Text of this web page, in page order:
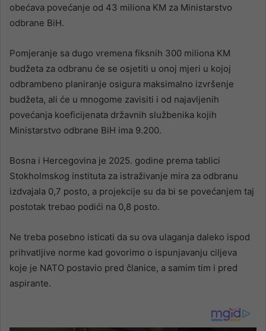
obećava povećanje od 43 miliona KM za Ministarstvo
odbrane BiH.
Pomjeranje sa dugo vremena fiksnih 300 miliona KM
budžeta za odbranu će se osjetiti u onoj mjeri u kojoj
odbrambeno planiranje osigura maksimalno izvršenje
budžeta, ali će u mnogome zavisiti i od najavljenih
povećanja koeficijenata državnih službenika kojih
Ministarstvo odbrane BiH ima 9.200.
Bosna i Hercegovina je 2025. godine prema tablici
Stokholmskog instituta za istraživanje mira za odbranu
izdvajala 0,7 posto, a projekcije su da bi se povećanjem taj
postotak trebao podići na 0,8 posto.
Ne treba posebno isticati da su ova ulaganja daleko ispod
prihvatljive norme kad govorimo o ispunjavanju ciljeva
koje je NATO postavio pred članice, a samim tim i pred
aspirante.